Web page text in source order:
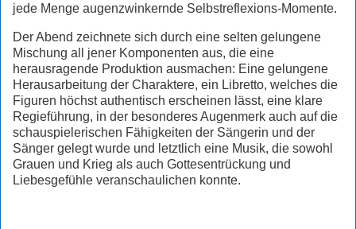
jede Menge augenzwinkernde Selbstreflexions-Momente.
Der Abend zeichnete sich durch eine selten gelungene
Mischung all jener Komponenten aus, die eine
herausragende Produktion ausmachen: Eine gelungene
Herausarbeitung der Charaktere, ein Libretto, welches die
Figuren höchst authentisch erscheinen lässt, eine klare
Regieführung, in der besonderes Augenmerk auch auf die
schauspielerischen Fähigkeiten der Sängerin und der
Sänger gelegt wurde und letztlich eine Musik, die sowohl
Grauen und Krieg als auch Gottesentrückung und
Liebesgefühle veranschaulichen konnte.